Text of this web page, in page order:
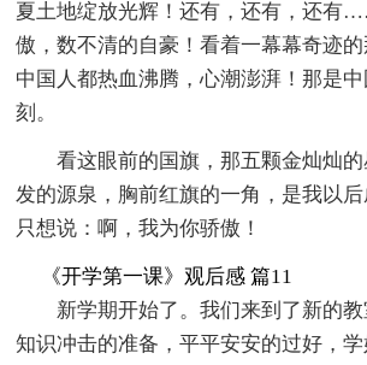
夏土地绽放光辉！还有，还有，还有
傲，数不清的自豪！看着一幕幕奇迹
中国人都热血沸腾，心潮澎湃！那是
刻。
看这眼前的国旗，那五颗金灿灿
发的源泉，胸前红旗的一角，是我以
只想说：啊，我为你骄傲！
《开学第一课》观后感 篇11
新学期开始了。我们来到了新的
知识冲击的准备，平平安安的过好，